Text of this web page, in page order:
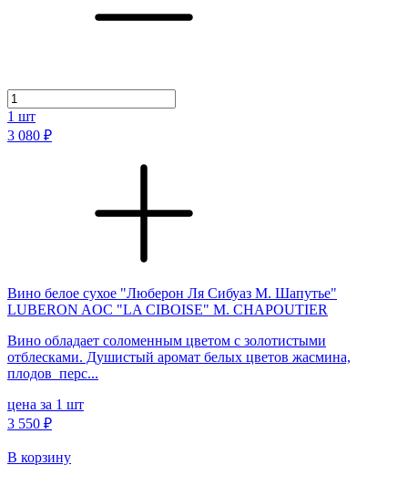
1 шт
3 080 ₽
Вино белое сухое "Люберон Ля Сибуаз М. Шапутье"
LUBERON AOC "LA CIBOISE" M. CHAPOUTIER
Вино обладает соломенным цветом с золотистыми
отблесками. Душистый аромат белых цветов жасмина,
плодов перс...
цена за 1 шт
3 550 ₽
В корзину